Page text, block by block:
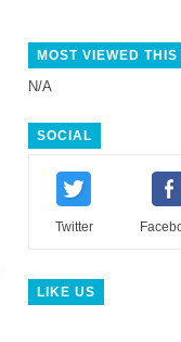
MOST VIEWED
N/A
SOCIAL
Twitter
LIKE US